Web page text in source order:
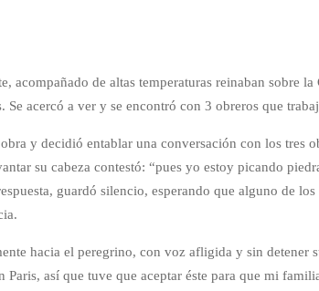
acompañado de altas temperaturas reinaban sobre
acercó a ver y se encontró con 3 obreros que
y decidió entablar una conversación con los
su cabeza contestó: “pues yo estoy picando
guardó silencio, esperando que alguno de
hacia el peregrino, con voz afligida y sin
así que tuve que aceptar éste para que mi